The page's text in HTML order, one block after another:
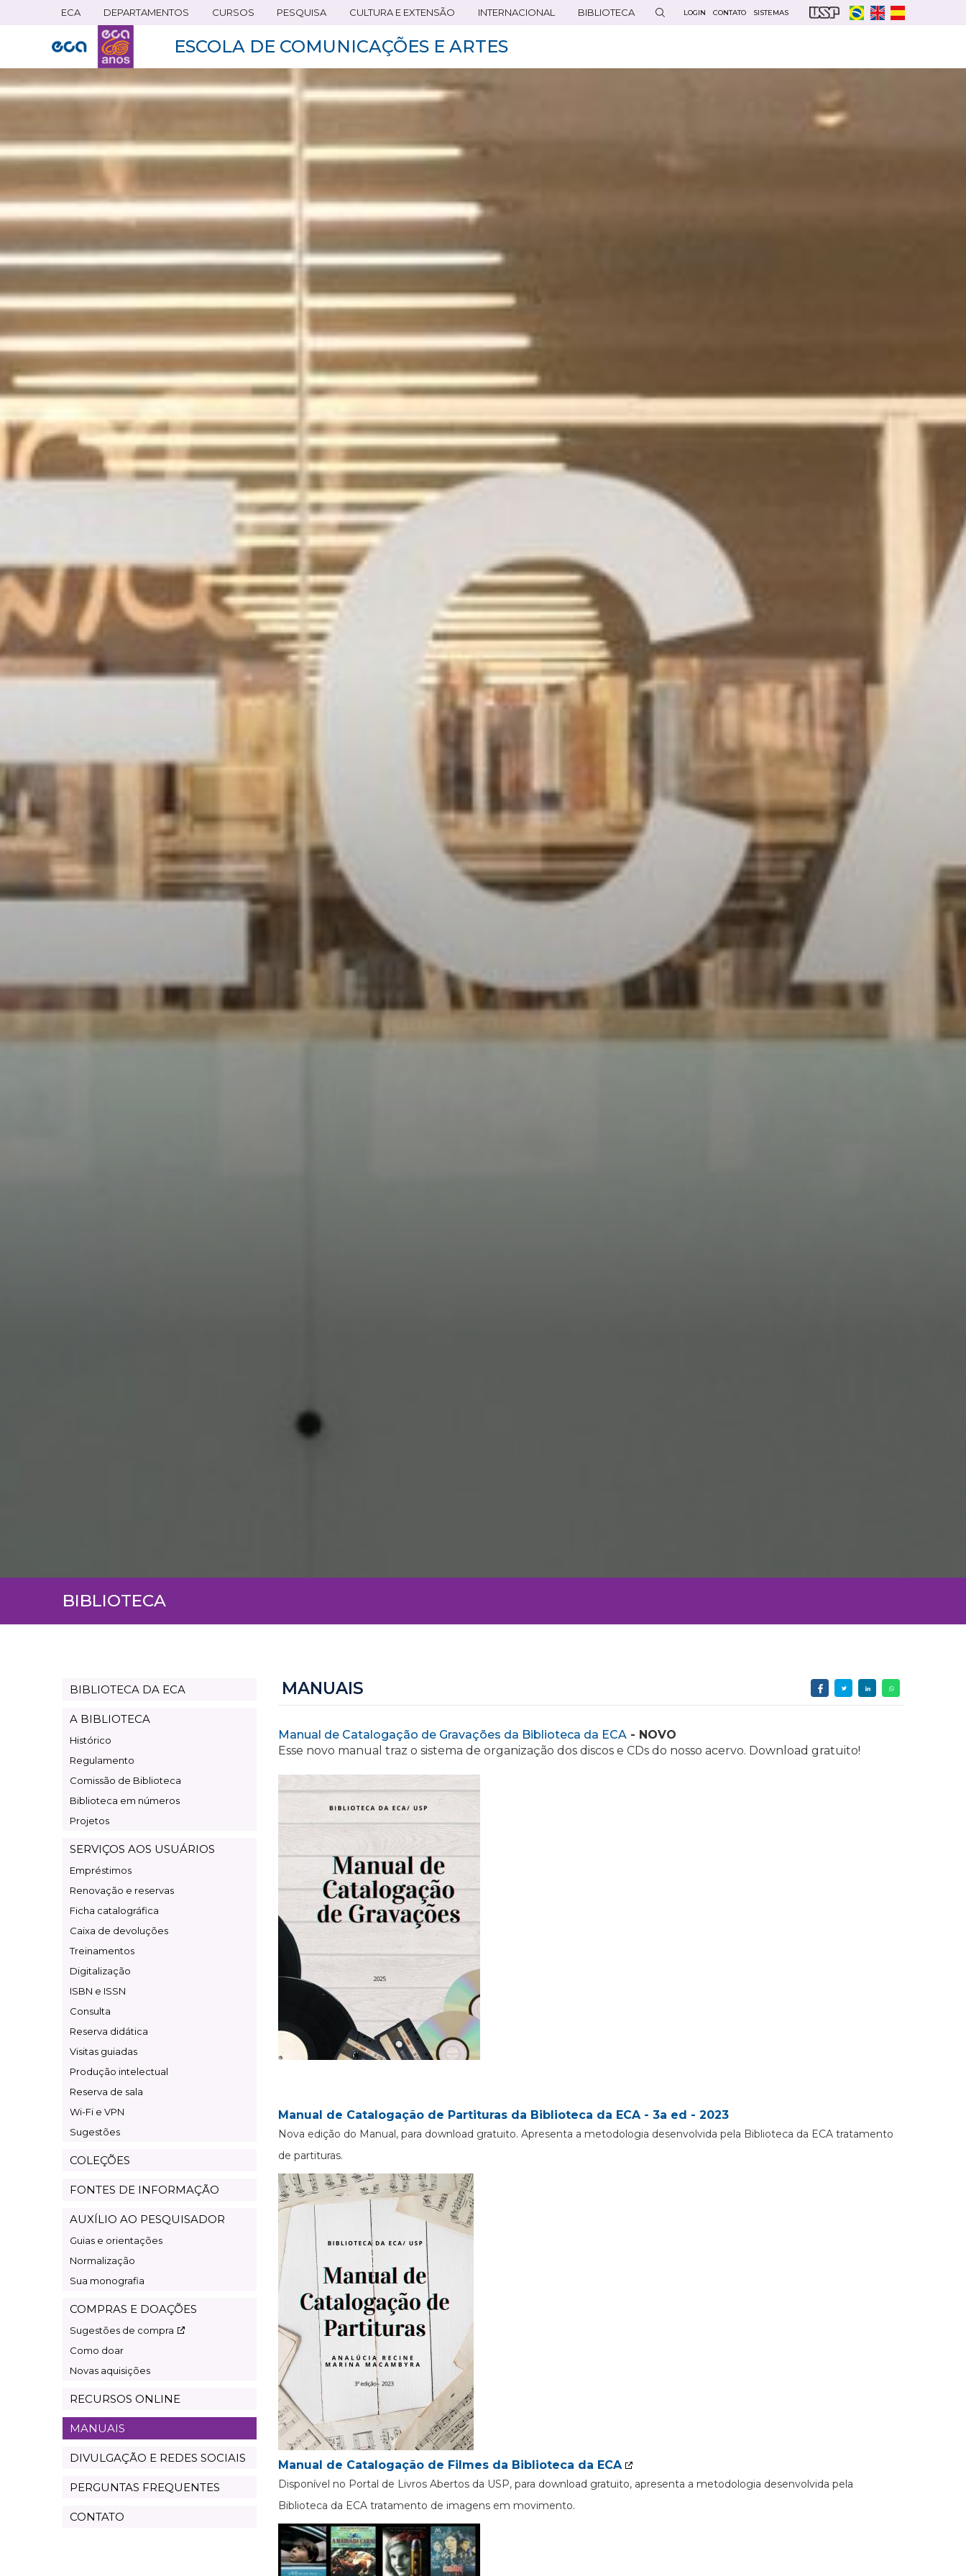
conteúdo
principal
ECA DEPARTAMENTOS CURSOS PESQUISA CULTURA E EXTENSÃO INTERNACIONAL BIBLIOTECA LOGIN CONTATO SISTEMAS
ESCOLA DE COMUNICAÇÕES E ARTES
BIBLIOTECA
Biblioteca
BIBLIOTECA DA ECA
A BIBLIOTECA
Histórico
Regulamento
Comissão de Biblioteca
Biblioteca em números
Projetos
SERVIÇOS AOS USUÁRIOS
Empréstimos
Renovação e reservas
Ficha catalográfica
Caixa de devoluções
Treinamentos
Digitalização
ISBN e ISSN
Consulta
Reserva didática
Visitas guiadas
Produção intelectual
Reserva de sala
Wi-Fi e VPN
Sugestões
COLEÇÕES
FONTES DE INFORMAÇÃO
AUXÍLIO AO PESQUISADOR
Guias e orientações
Normalização
Sua monografia
COMPRAS E DOAÇÕES
Sugestões de compra
Como doar
Novas aquisições
RECURSOS ONLINE
MANUAIS
DIVULGAÇÃO E REDES SOCIAIS
PERGUNTAS FREQUENTES
CONTATO
MANUAIS
Manual de Catalogação de Gravações da Biblioteca da ECA - NOVO
Esse novo manual traz o sistema de organização dos discos e CDs do nosso acervo. Download gratuito!
Manual de Catalogação de Partituras da Biblioteca da ECA - 3a ed - 2023
Nova edição do Manual, para download gratuito. Apresenta a metodologia desenvolvida pela Biblioteca da ECA tratamento
de partituras.
Manual de Catalogação de Filmes da Biblioteca da ECA
Disponível no Portal de Livros Abertos da USP, para download gratuito, apresenta a metodologia desenvolvida pela
Biblioteca da ECA tratamento de imagens em movimento.